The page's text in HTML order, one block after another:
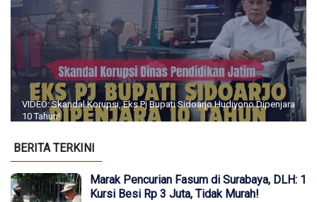
VIDEO: Skandal Korupsi, Eks Pj Bupati Sidoarjo Hudiyono Dipenjara
10 Tahun!
BERITA TERKINI
Marak Pencurian Fasum di Surabaya, DLH: 1
Kursi Besi Rp 3 Juta, Tidak Murah!